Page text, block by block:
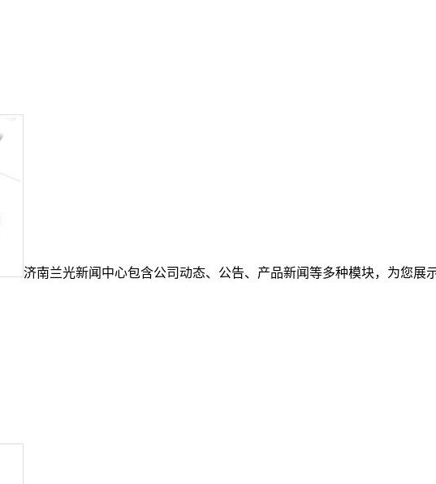
济南兰光新闻中心包含公司动态、公告、产品新闻等多种模块，为您